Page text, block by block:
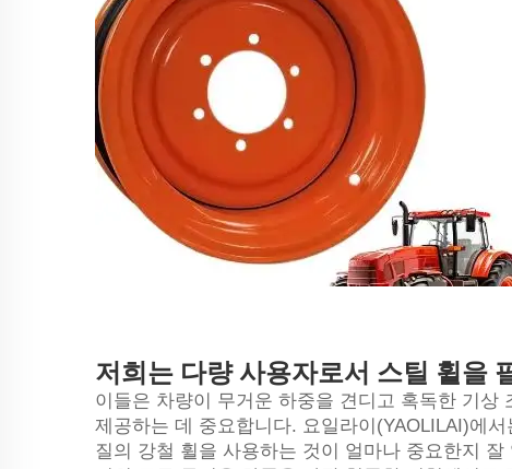
저희는 다량 사용자로서 스틸 휠을
이들은 차량이 무거운 하중을 견디고 혹독한 기
제공하는 데 중요합니다. 요일라이(YAOLILAI)에
질의 강철 휠을 사용하는 것이 얼마나 중요한지